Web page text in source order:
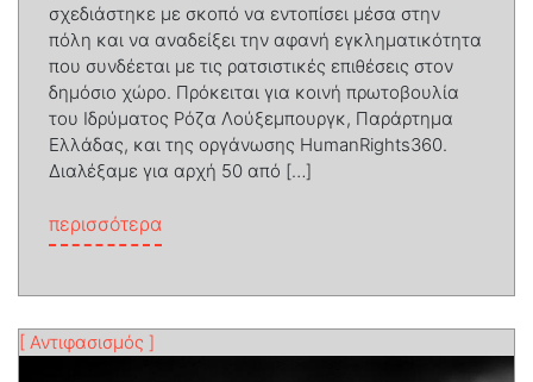
σχεδιάστηκε με σκοπό να εντοπίσει μέσα στην
πόλη και να αναδείξει την αφανή εγκληματικότητα
που συνδέεται με τις ρατσιστικές επιθέσεις στον
δημόσιο χώρο. Πρόκειται για κοινή πρωτοβουλία
του Ιδρύματος Ρόζα Λούξεμπουργκ, Παράρτημα
Ελλάδας, και της οργάνωσης HumanRights360.
Διαλέξαμε για αρχή 50 από […]
περισσότερα
[ Αντιφασισμός ]